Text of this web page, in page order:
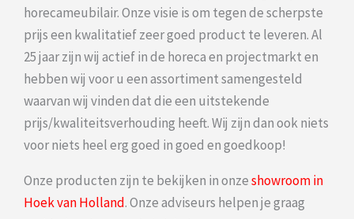
horecameubilair. Onze visie is om tegen de scherpste
prijs een kwalitatief zeer goed product te leveren. Al
25 jaar zijn wij actief in de horeca en projectmarkt en
hebben wij voor u een assortiment samengesteld
waarvan wij vinden dat die een uitstekende
prijs/kwaliteitsverhouding heeft. Wij zijn dan ook niets
voor niets heel erg goed in goed en goedkoop!
Onze producten zijn te bekijken in onzeshowroom in
Hoek van Holland. Onze adviseurs helpen je graag